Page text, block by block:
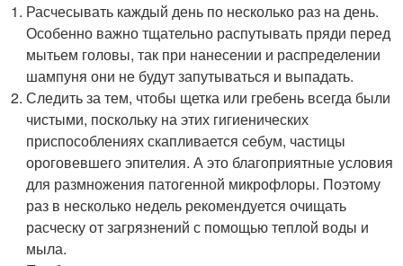
Расчесывать каждый день по несколько раз на день.
Особенно важно тщательно распутывать пряди перед
мытьем головы, так при нанесении и распределении
шампуня они не будут запутываться и выпадать.
Следить за тем, чтобы щетка или гребень всегда были
чистыми, поскольку на этих гигиенических
приспособлениях скапливается себум, частицы
ороговевшего эпителия. А это благоприятные условия
для размножения патогенной микрофлоры. Поэтому
раз в несколько недель рекомендуется очищать
расческу от загрязнений с помощью теплой воды и
мыла.